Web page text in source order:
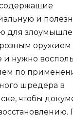
и
для
и нужно
по
шредера в
чтобы